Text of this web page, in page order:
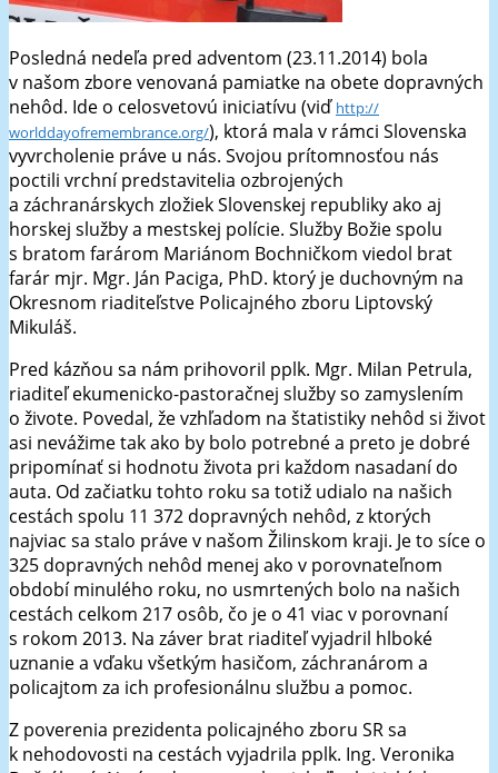
Posledná nedeľa pred adventom (23.11.2014) bola
v našom zbore venovaná pamiatke na obete dopravných
nehôd. Ide o celosvetovú iniciatívu (viď http://
worlddayofremembrance.org/), ktorá mala v rámci Slovenska
vyvrcholenie práve u nás. Svojou prítomnosťou nás
poctili vrchní predstavitelia ozbrojených
a záchranárskych zložiek Slovenskej republiky ako aj
horskej služby a mestskej polície. Služby Božie spolu
s bratom farárom Mariánom Bochničkom viedol brat
farár mjr. Mgr. Ján Paciga, PhD. ktorý je duchovným na
Okresnom riaditeľstve Policajného zboru Liptovský
Mikuláš.
Pred kázňou sa nám prihovoril pplk. Mgr. Milan Petrula,
riaditeľ ekumenicko-pastoračnej služby so zamyslením
o živote. Povedal, že vzhľadom na štatistiky nehôd si život
asi nevážime tak ako by bolo potrebné a preto je dobré
pripomínať si hodnotu života pri každom nasadaní do
auta. Od začiatku tohto roku sa totiž udialo na našich
cestách spolu 11 372 dopravných nehôd, z ktorých
najviac sa stalo práve v našom Žilinskom kraji. Je to síce o
325 dopravných nehôd menej ako v porovnateľnom
období minulého roku, no usmrtených bolo na našich
cestách celkom 217 osôb, čo je o 41 viac v porovnaní
s rokom 2013. Na záver brat riaditeľ vyjadril hlboké
uznanie a vďaku všetkým hasičom, záchranárom a
policajtom za ich profesionálnu službu a pomoc.
Z poverenia prezidenta policajného zboru SR sa
k nehodovosti na cestách vyjadrila pplk. Ing. Veronika